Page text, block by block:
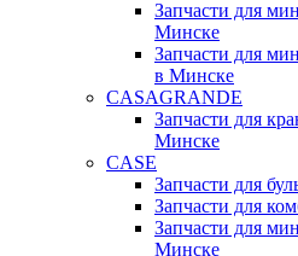
Запчасти для
Минске
Запчасти для
в Минске
CASAGRANDE
Запчасти для
Минске
CASE
Запчасти для
Запчасти для
Запчасти для
Минске